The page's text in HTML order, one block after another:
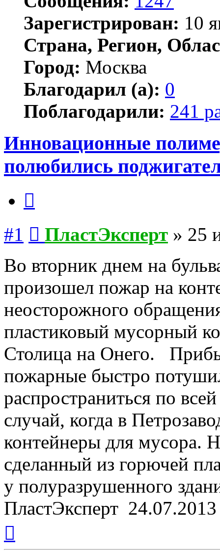
Зарегистрирован: 10
Страна, Регион,
Город: Москва
Благодарил (а): 0
Поблагодарили: 241
Инновационные
полюбились
#1 ПластЭксперт » 25
Во вторник днем на
произошел пожар на
неосторожного
пластиковый мусорный
Столица на Онего.
пожарные быстро
распространиться по
случай, когда в
контейнеры для мусора.
сделанный из горючей
у полуразрушенного
ПластЭксперт 24.07.2013
началу